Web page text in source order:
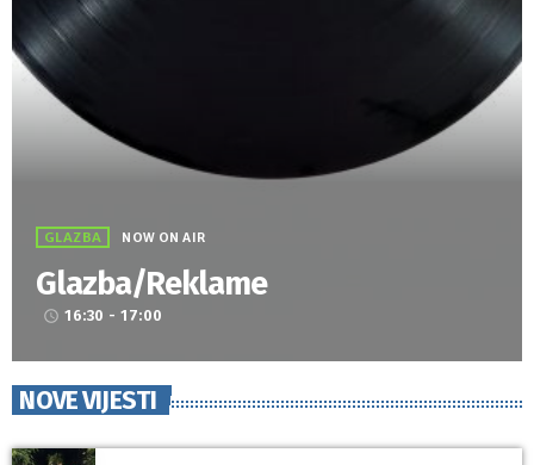
GLAZBA NOW ON AIR
Glazba/Reklame
access_time 16:30 - 17:00
NOVE VIJESTI